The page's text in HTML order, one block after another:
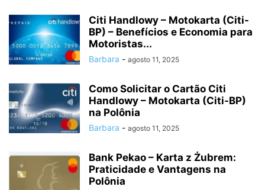
Citi Handlowy – Motokarta (Citi-
BP) – Benefícios e Economia para
Motoristas...
Barbara - agosto 11, 2025
Como Solicitar o Cartão Citi
Handlowy – Motokarta (Citi-BP)
na Polônia
Barbara - agosto 11, 2025
Bank Pekao – Karta z Żubrem:
Praticidade e Vantagens na
Polônia